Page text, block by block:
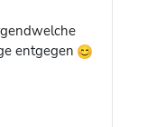
entgegen